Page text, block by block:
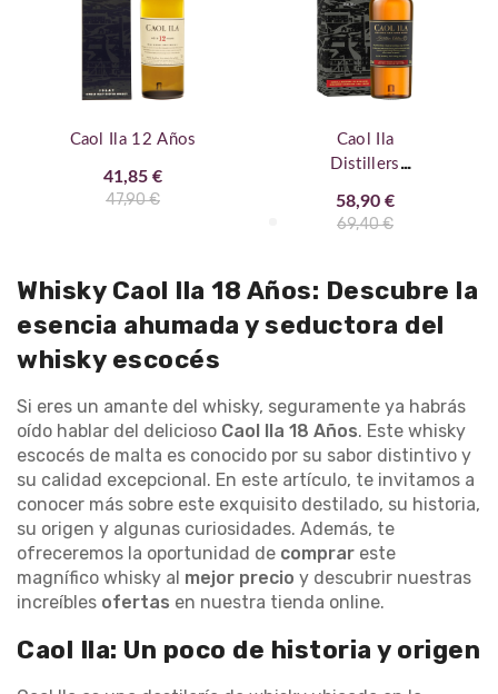
Caol Ila 12 Años
41,85 €
47,90 €
Caol Ila
Distillers
58,90 €
69,40 €
Whisky Caol Ila 18 Años: Descubre la
esencia ahumada y seductora del
whisky escocés
Si eres un amante del whisky, seguramente ya habrás
oído hablar del delicioso Caol Ila 18 Años. Este whisky
escocés de malta es conocido por su sabor distintivo y
su calidad excepcional. En este artículo, te invitamos a
conocer más sobre este exquisito destilado, su historia,
su origen y algunas curiosidades. Además, te
ofreceremos la oportunidad de comprar este
magnífico whisky al mejor precio y descubrir nuestras
increíbles ofertas en nuestra tienda online.
Caol Ila: Un poco de historia y origen